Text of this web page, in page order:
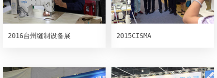
2016台州缝制设备展 2015CISMA